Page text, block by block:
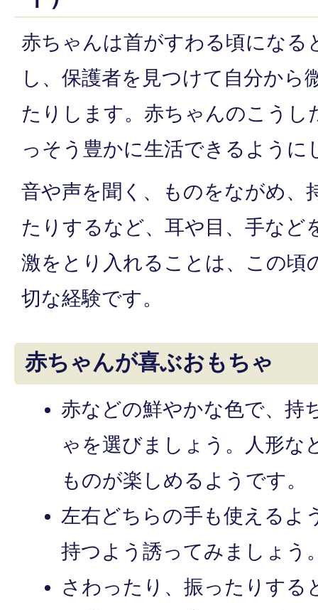
赤ちゃんは首がすわる頃になる
し、保護者を見つけて自分から
たりします。赤ちゃんのこうし
っそう豊かに生活できるように
音や声を聞く、ものをながめ、
たりするなど、耳や目、手など
激をとり入れることは、この頃
切な経験です。
赤ちゃんが喜ぶおもちゃ
赤などの鮮やかな色で、持
ゃを選びましょう。人形な
ものが楽しめるようです。
左右どちらの手も使えるよ
持つよう誘ってみましょう
さわったり、振ったりする